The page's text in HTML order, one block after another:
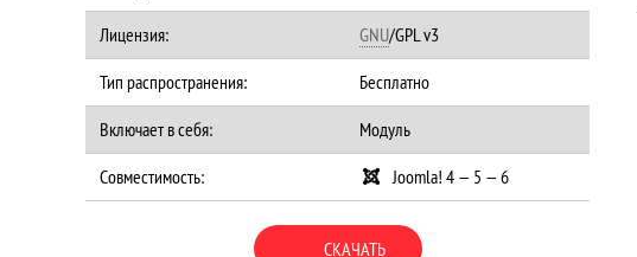
Лицензия:
GNU/GPL v3
Тип распространения:
Бесплатно
Включает в себя:
Модуль
Совместимость:
Joomla! 4 — 5 — 6
СКАЧАТЬ